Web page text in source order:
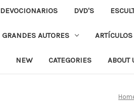
DEVOCIONARIOS DVD'S
GRANDES AUTORES
NEW CATEGORIES ABOUT